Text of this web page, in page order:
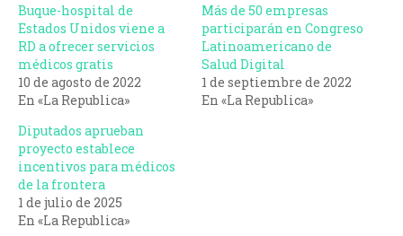
Buque-hospital de
Estados Unidos viene a
RD a ofrecer servicios
médicos gratis
10 de agosto de 2022
En «La Republica»
Más de 50 empresas
participarán en Congreso
Latinoamericano de
Salud Digital
1 de septiembre de 2022
En «La Republica»
Diputados aprueban
proyecto establece
incentivos para médicos
de la frontera
1 de julio de 2025
En «La Republica»